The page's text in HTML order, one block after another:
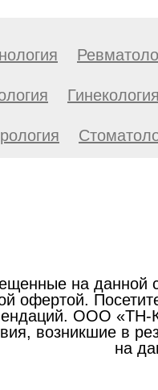
на данной
офертой.
ООО «ТН-
возникшие в
на